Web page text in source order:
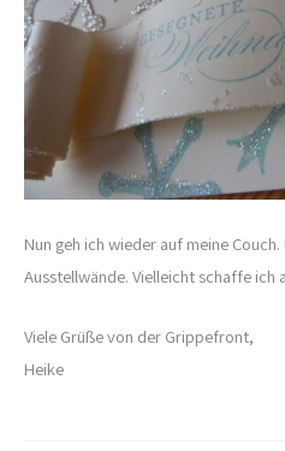
Nun geh ich wieder auf meine
Ausstellwände. Vielleicht schaffe ich
Viele Grüße von der Grippefront,
Heike